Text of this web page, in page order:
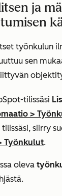
ja
työnkulun
sen
tilissäsi
>
siirry
Työnkulut.
oleva